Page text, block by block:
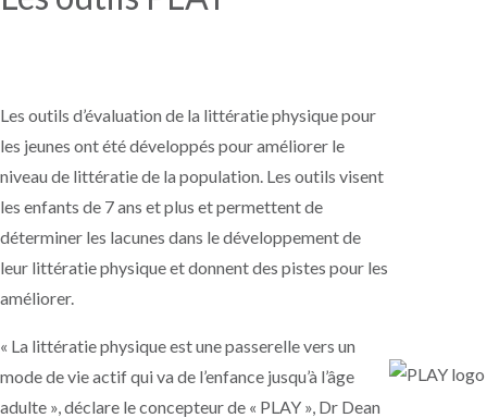
Les outils d’évaluation de la littératie physique pour
les jeunes ont été développés pour améliorer le
niveau de littératie de la population. Les outils visent
les enfants de 7 ans et plus et permettent de
déterminer les lacunes dans le développement de
leur littératie physique et donnent des pistes pour les
améliorer.
« La littératie physique est une passerelle vers un
mode de vie actif qui va de l’enfance jusqu’à l’âge
adulte », déclare le concepteur de « PLAY », Dr Dean